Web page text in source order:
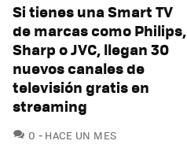
Si tienes una Smart TV
de marcas como Philips,
Sharp o JVC, llegan 30
nuevos canales de
televisión gratis en
streaming
0 COMENTARIOS
HACE UN MES